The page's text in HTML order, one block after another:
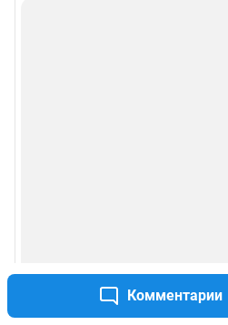
Комментарии